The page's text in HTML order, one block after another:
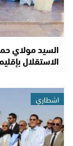
السيد مولاي
الاستقلال
اشطاري